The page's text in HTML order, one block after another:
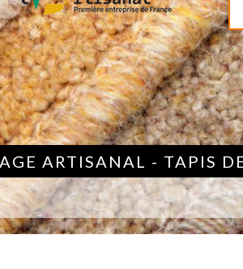
ARTISANAL - TAPIS